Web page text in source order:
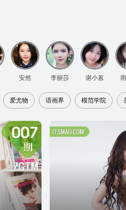
安然 李丽莎 谢小蒽
爱尤物 语画界 模范学院